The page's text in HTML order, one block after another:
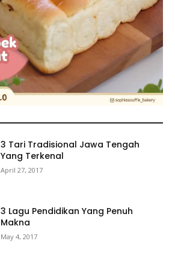
3 Tari Tradisional Jawa Tengah
Yang Terkenal
April 27, 2017
3 Lagu Pendidikan Yang Penuh
Makna
May 4, 2017